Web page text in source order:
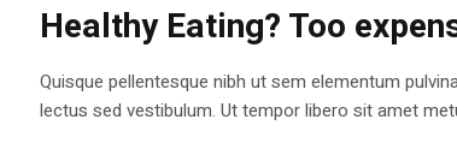
Healthy Eating? Too
Quisque pellentesque nibh ut sem elementum
lectus sed vestibulum. Ut tempor libero sit amet